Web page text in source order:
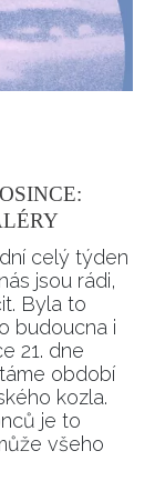
celý týden
jsou rádi,
Byla to
budoucna i
21. dne
období
kozla.
je to
všeho